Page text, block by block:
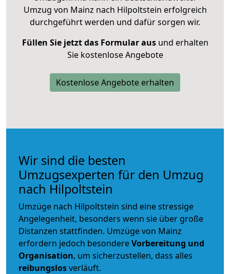
Umzug von Mainz nach Hilpoltstein erfolgreich
durchgeführt werden und dafür sorgen wir.
Füllen Sie jetzt das Formular ausund erhalten
Sie kostenlose Angebote
Kostenlose Angebote erhalten
Wir sind die besten
Umzugsexperten für den Umzug
nach Hilpoltstein
Umzüge nach Hilpoltstein sind eine stressige
Angelegenheit, besonders wenn sie über große
Distanzen stattfinden. Umzüge von Mainz
erfordern jedoch besondereVorbereitung und
Organisation, um sicherzustellen, dass alles
reibungslosverläuft.